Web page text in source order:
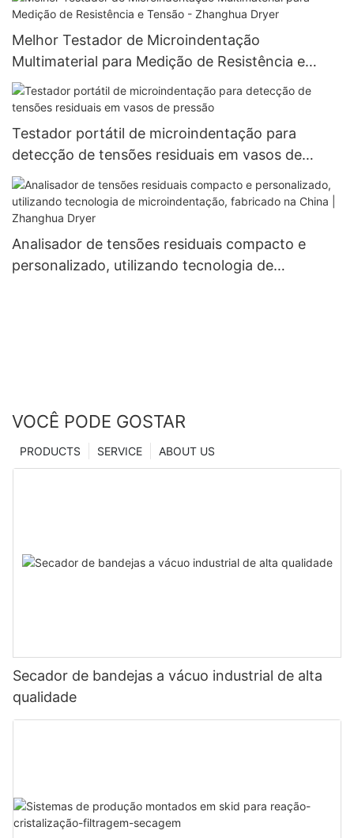
Melhor Testador de Microindentação
Multimaterial para Medição de Resistência e
Tensão - Zhanghua Dryer
Testador portátil de microindentação para
detecção de tensões residuais em vasos de
pressão
Analisador de tensões residuais compacto e
personalizado, utilizando tecnologia de
VOCÊ PODE GOSTAR
ABOUT US
SERVICE
PRODUCTS
Secador de bandejas a vácuo industrial de alta
qualidade